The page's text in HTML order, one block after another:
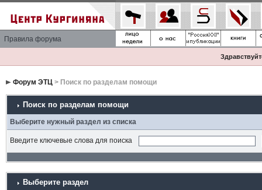
Правила форума
Форум ЭТЦ> Поиск по разделам помощи
Поиск по разделам помощи
Выберите нужный раздел из списка
Введите ключевые слова для поиска
Выберите раздел